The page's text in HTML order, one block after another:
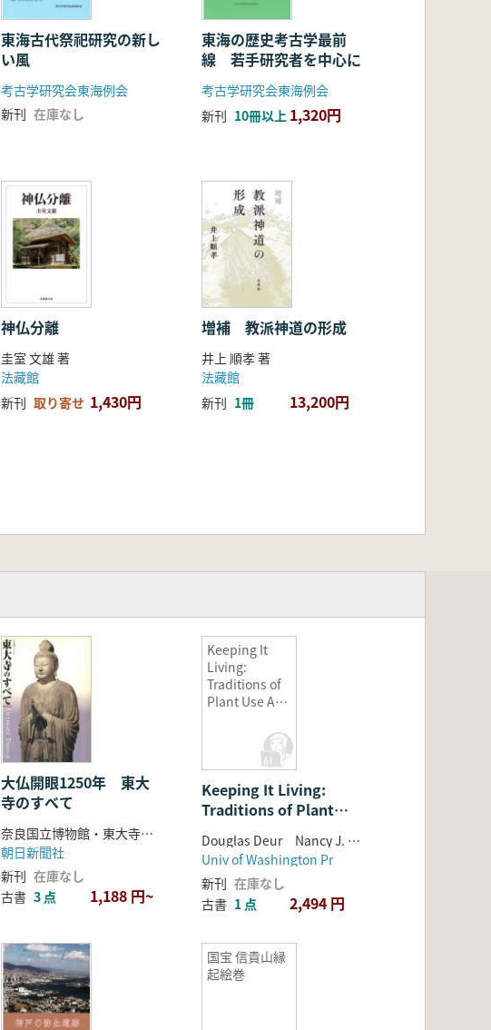
東海古代祭祀研究の新し
い風
考古学研究会東海例会
新刊 在庫なし
東海の歴史考古学最前
線 若手研究者を中心に
考古学研究会東海例会
新刊 10冊以上 1,320円
神仏分離
圭室 文雄 著
法藏館
新刊 取り寄せ 1,430円
増補 教派神道の形成
井上 順孝 著
法藏館
新刊 1冊 13,200円
大仏開眼1250年 東大
寺のすべて
奈良国立博物館・東大寺・朝日新聞社
朝日新聞社
新刊 在庫なし
古書 3 点 1,188 円~
Keeping It
Living:
Traditions of
Plant Use And
the Northwest
Coast of North
America
Keeping It Living:
Traditions of Plant
Use And Cultivation
on the Northwest
Coast of North
America
Douglas Deur Nancy J. Turner
Univ of Washington Pr
新刊 在庫なし
古書 1 点 2,494 円
国宝 信貴山縁
起絵巻